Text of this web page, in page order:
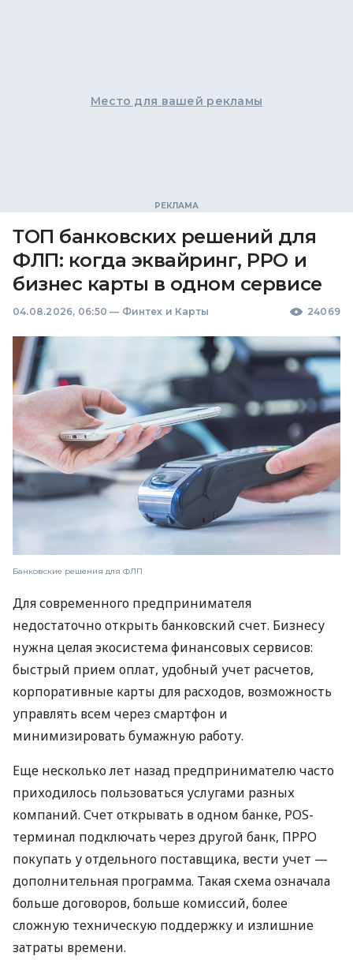
Место для вашей рекламы
ТОП банковских решений для
ФЛП: когда эквайринг, РРО и
бизнес карты в одном сервисе
04.08.2026, 06:50 — Финтех и Карты 24069
Банковские решения для ФЛП
Для современного предпринимателя
недостаточно открыть банковский счет. Бизнесу
нужна целая экосистема финансовых сервисов:
быстрый прием оплат, удобный учет расчетов,
корпоративные карты для расходов, возможность
управлять всем через смартфон и
минимизировать бумажную работу.
Еще несколько лет назад предпринимателю часто
приходилось пользоваться услугами разных
компаний. Счет открывать в одном банке, POS-
терминал подключать через другой банк, ПРРО
покупать у отдельного поставщика, вести учет —
дополнительная программа. Такая схема означала
больше договоров, больше комиссий, более
сложную техническую поддержку и излишние
затраты времени.